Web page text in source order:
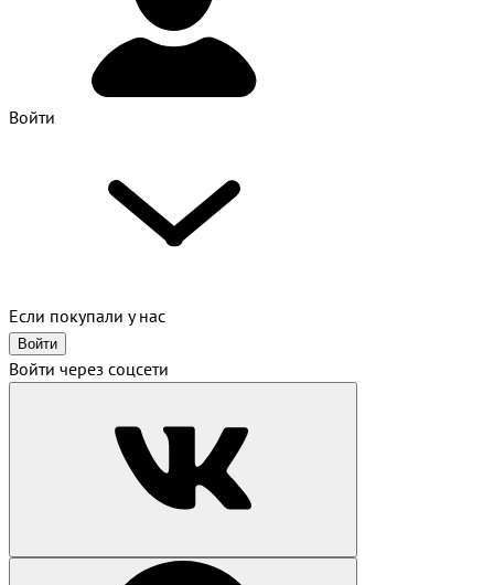
Войти
Если покупали у нас
Войти
Войти через соцсети